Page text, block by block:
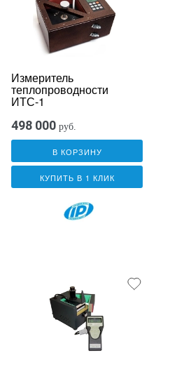
Измеритель
теплопроводности
ИТС-1
498 000 руб.
В КОРЗИНУ
КУПИТЬ В 1 КЛИК